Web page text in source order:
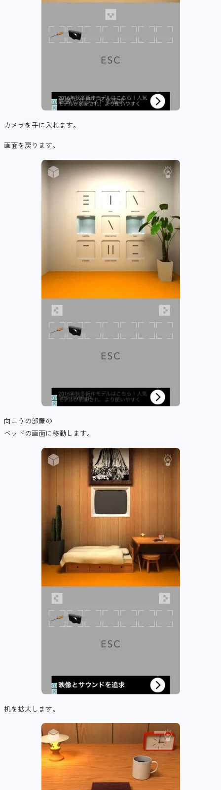
カメラを手に入れます。
画面を戻ります。
向こうの部屋の
ベッドの画面に移動します。
机を拡大します。